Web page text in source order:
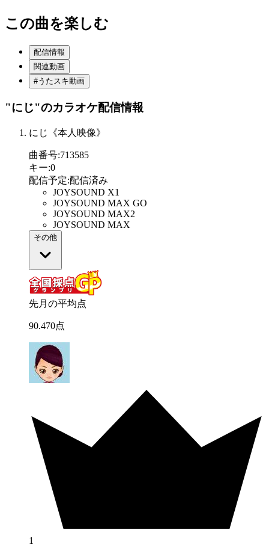
この曲を楽しむ
配信情報
関連動画
#うたスキ動画
"にじ"のカラオケ配信情報
にじ《本人映像》
曲番号:713585
キー:0
配信予定:配信済み
JOYSOUND X1
JOYSOUND MAX GO
JOYSOUND MAX2
JOYSOUND MAX
その他
先月の平均点
90.470点
1